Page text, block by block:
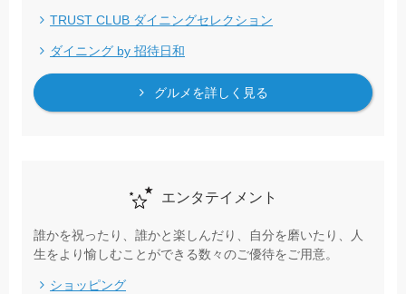
TRUST CLUB ダイニングセレクション
ダイニング by 招待日和
グルメを詳しく見る
エンタテイメント
誰かを祝ったり、誰かと楽しんだり、自分を磨いたり、人
生をより愉しむことができる数々のご優待をご用意。
ショッピング